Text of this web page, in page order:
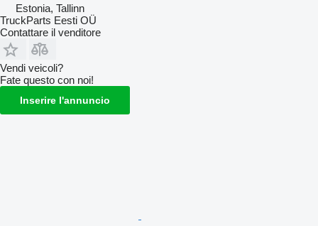
Estonia, Tallinn
TruckParts Eesti OÜ
Contattare il venditore
Vendi veicoli?
Fate questo con noi!
Inserire l'annuncio